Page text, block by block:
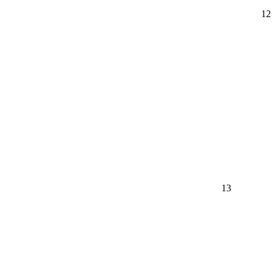
12
13